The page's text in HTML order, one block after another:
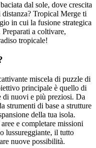
dal sole, dove crescita
distanza? Tropical Merge ti
in cui la fusione strategica
a coltivare,
tropicale!
miscela di puzzle di
principale è quello di
di nuovi e più preziosi. Da
strumenti di base a strutture
della tua isola.
e completare missioni
lussureggiante, il tutto
nuove possibilità.